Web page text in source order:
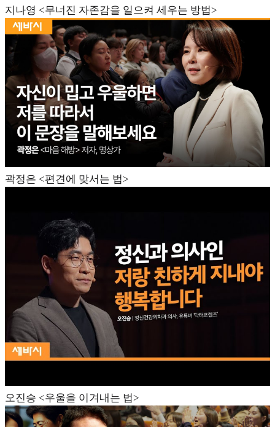
지나영 <무너진 자존감을 일으켜 세우는 방법>
곽정은 <편견에 맞서는 법>
오진승 <우울을 이겨내는 법>